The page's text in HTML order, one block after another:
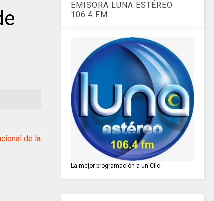
de la
EMISORA LUNA ESTÉREO
106.4 FM
La mejor programación a un Clic